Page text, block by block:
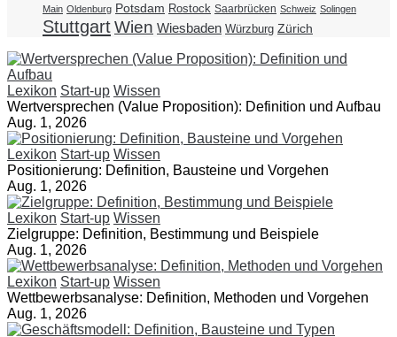
Main Oldenburg Potsdam Rostock Saarbrücken Schweiz Solingen
StuttgartWien Wiesbaden Würzburg Zürich
Lexikon Start-up Wissen
Wertversprechen (Value Proposition): Definition und Aufbau
Aug. 1, 2026
Lexikon Start-up Wissen
Positionierung: Definition, Bausteine und Vorgehen
Aug. 1, 2026
Lexikon Start-up Wissen
Zielgruppe: Definition, Bestimmung und Beispiele
Aug. 1, 2026
Lexikon Start-up Wissen
Wettbewerbsanalyse: Definition, Methoden und Vorgehen
Aug. 1, 2026